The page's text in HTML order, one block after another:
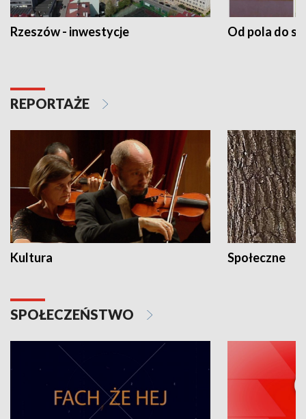
Rzeszów - inwestycje Od pola do
REPORTAŻE
Kultura Społeczne
SPOŁECZEŃSTWO